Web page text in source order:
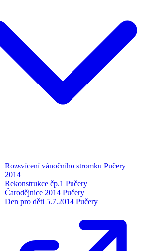
Rozsvícení vánočního stromku Pučery
2014
Rekonstrukce čp.1 Pučery
Čarodějnice 2014 Pučery
Den pro děti 5.7.2014 Pučery